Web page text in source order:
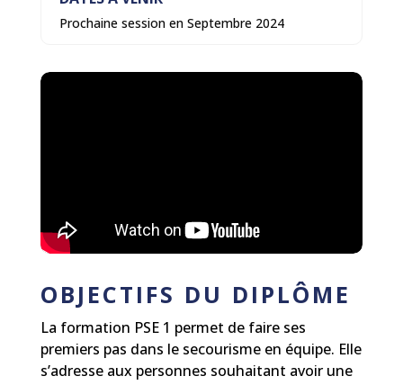
Prochaine session en Septembre 2024
OBJECTIFS DU DIPLÔME
La formation PSE 1 permet de faire ses
premiers pas dans le secourisme en équipe. Elle
s’adresse aux personnes souhaitant avoir une